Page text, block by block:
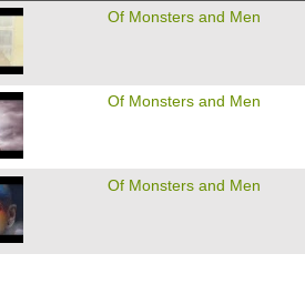
Of Monsters and Men
Of Monsters and Men
Of Monsters and Men